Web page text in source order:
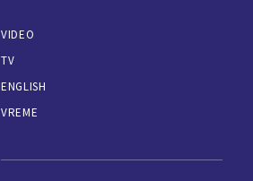
VIDEO
TV
ENGLISH
VREME